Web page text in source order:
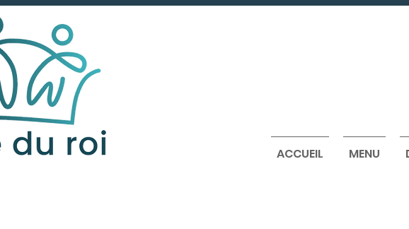
ACCUEIL MENU